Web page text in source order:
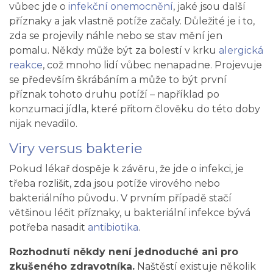
vůbec jde o infekční onemocnění, jaké jsou další
příznaky a jak vlastně potíže začaly. Důležité je i to,
zda se projevily náhle nebo se stav mění jen
pomalu. Někdy může být za bolestí v krku alergická
reakce, což mnoho lidí vůbec nenapadne. Projevuje
se především škrábáním a může to být první
příznak tohoto druhu potíží – například po
konzumaci jídla, které přitom člověku do této doby
nijak nevadilo.
Viry versus bakterie
Pokud lékař dospěje k závěru, že jde o infekci, je
třeba rozlišit, zda jsou potíže virového nebo
bakteriálního původu. V prvním případě stačí
většinou léčit příznaky, u bakteriální infekce bývá
potřeba nasadit antibiotika.
Rozhodnutí někdy není jednoduché ani pro
zkušeného zdravotníka. Naštěstí existuje několik